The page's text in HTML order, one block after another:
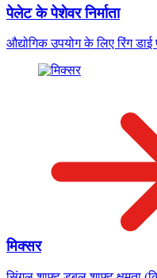
पेलेट के पेशेवर निर्माता
औद्योगिक उपयोग के लिए रिंग
मिक्सर